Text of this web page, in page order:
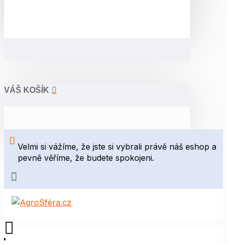
VÁŠ KOŠÍK
Velmi si vážíme, že jste si vybrali právě náš eshop a
pevně věříme, že budete spokojeni.